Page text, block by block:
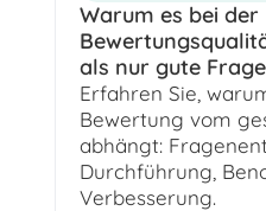
Warum es bei der
als nur gute
Erfahren Sie,
Bewertung vom
abhängt:
Durchführung,
Verbesserung.